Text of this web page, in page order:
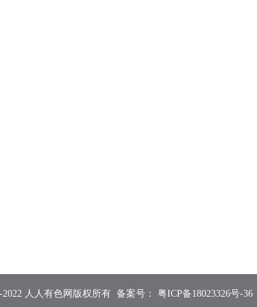
2022 人人有色网版权所有 备案号： 粤ICP备18023326号-36